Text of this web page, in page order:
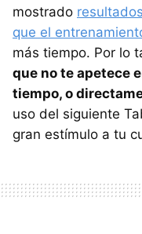
mostrado
que el
más tiempo. Por lo
que no te apetece
tiempo, o
uso del siguiente
gran estímulo a tu